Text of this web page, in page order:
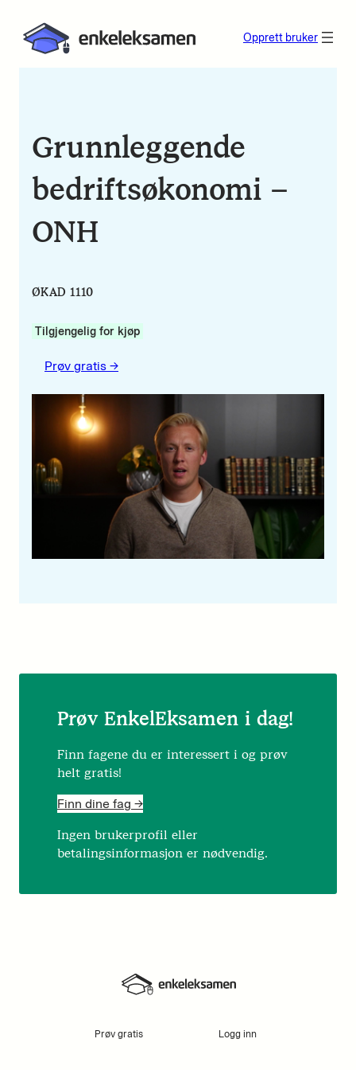
Opprett bruker
Grunnleggende
bedriftsøkonomi –
ONH
ØKAD 1110
Tilgjengelig for kjøp
Prøv gratis ->
Prøv EnkelEksamen i dag!
Finn fagene du er interessert i og prøv
helt gratis!
Finn dine fag ->
Ingen brukerprofil eller
betalingsinformasjon er nødvendig.
Prøv gratis Logg inn